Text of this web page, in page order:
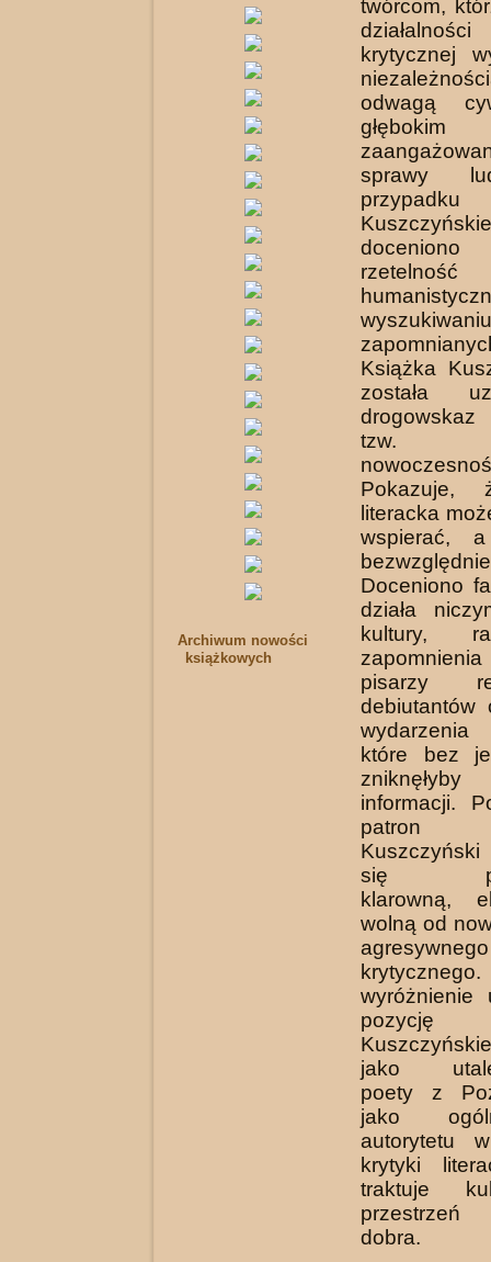
Archiwum nowości
książkowych
twórcom,
krytycznej
odwagą
głębokim
sprawy
przypadku
wyszukiwaniu
Książka
została
tzw.
Pokazuje,
literacka
wspierać,
Doceniono
działa
kultury,
pisarzy
debiutantów
które bez
informacji.
patron
się
klarowną,
wolną od
wyróżnienie
pozycję
jako
poety z
jako
autorytetu
krytyki
traktuje
przestrzeń
dobra.